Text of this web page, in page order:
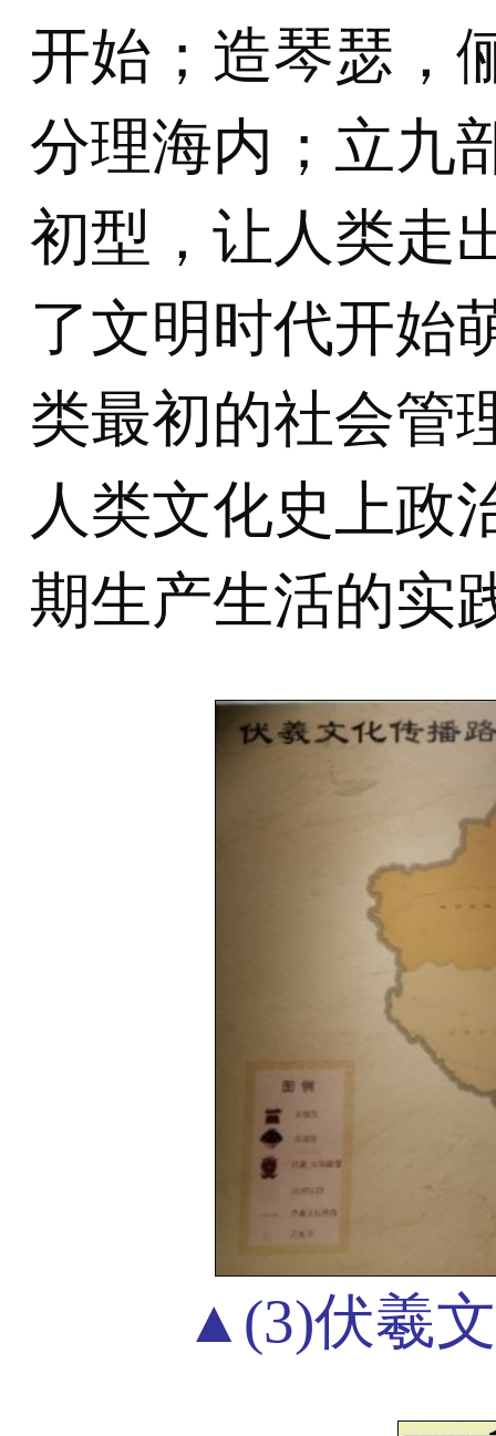
开始；造琴瑟，
分理海内；立九
初型，让人类走
了文明时代开始
类最初的社会管
人类文化史上政
期生产生活的实
▲(3)伏羲